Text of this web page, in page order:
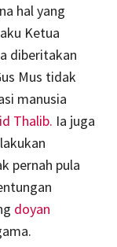
hal yang
Ketua
diberitakan
Mus tidak
manusia
Thalib. Ia juga
pernah pula
doyan